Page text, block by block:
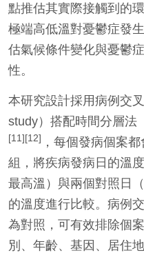
點推估其實際接觸到的
極端高低溫對憂鬱症發
估氣候條件變化與憂鬱
性。
本研究設計採用病例交
study）搭配時間分層法
[11][12]
，每個發病個案
組，將疾病發病日的溫
最高溫）與兩個對照日
的溫度進行比較。病例
為對照，可有效排除個
別、年齡、基因、居住